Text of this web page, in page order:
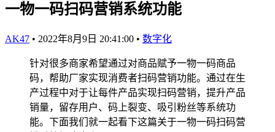
一物一码扫码营销系统功能
AK47 • 2022年8月9日 20:41:00 • 数字化
针对很多商家希望通过对商品赋予一物一码商品
码，帮助厂家实现消费者扫码营销功能。通过在生
产过程中对于让每件产品实现扫码营销，提升产品
销量，留存用户、码上裂变、吸引粉丝等系统功
能。下面我们就一起看下这篇关于一物一码扫码营